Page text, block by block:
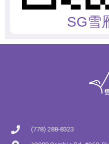
SG雪
(778) 288-8323